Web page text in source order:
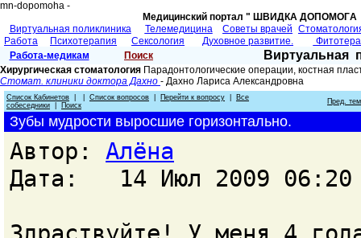
mn-dopomoha -
Медицинский портал " ШВИДКА
Виртуальная поликлиника
Телемедицина Советы врачей
Работа
Психотерапия Сексология Духовное развитие.
Работа-медикам
Поиск Виртуальная
Хирургическая стоматология Парадонтологические операции, костная
Стомат. клиники доктора Дахно - Дахно Лариса Александровна
Список Кабинетов Список вопросов Перейти к вопросу
Все
собеседники
Поиск Пред.
Зубы мудрости выросшие горизонтально.
Автор: Алёна
Дата: 14 Июл 2009 06:20